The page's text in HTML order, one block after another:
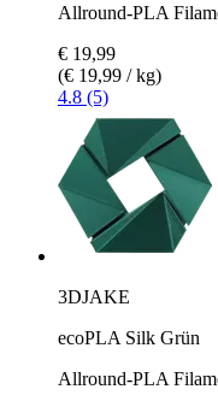
Allround-PLA
€ 19,99
(€ 19,99 / kg)
4.8 (5)
3DJAKE
ecoPLA Silk Grün
Allround-PLA